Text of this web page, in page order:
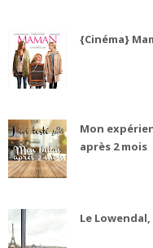
{Cinéma}
Mon
après 2 mois
Le